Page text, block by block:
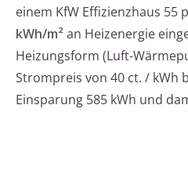
einem KfW Effizienzhaus 55
kWh/m²an Heizenergie
Heizungsform (Luft-
Strompreis von 40 ct. / kWh
Einsparung 585 kWh und